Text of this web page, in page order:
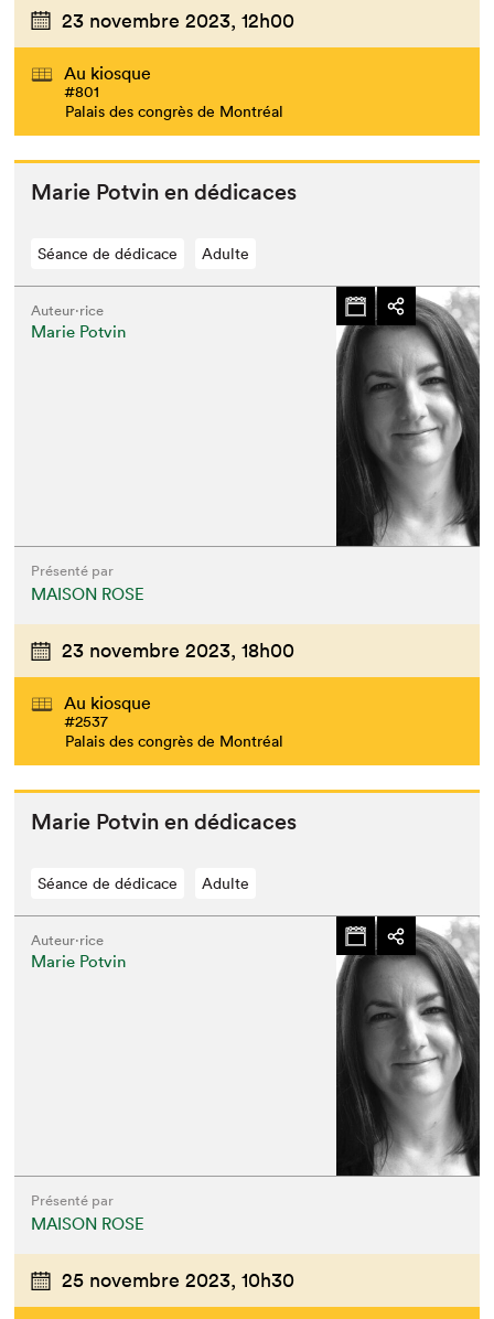
23 novembre 2023, 12h00
Au kiosque
#801
Palais des congrès de Montréal
Marie Potvin en dédicaces
Séance de dédicace Adulte
Auteur·rice
Marie Potvin
Présenté par
MAISON ROSE
23 novembre 2023, 18h00
Au kiosque
#2537
Palais des congrès de Montréal
Marie Potvin en dédicaces
Séance de dédicace Adulte
Auteur·rice
Marie Potvin
Présenté par
MAISON ROSE
25 novembre 2023, 10h30